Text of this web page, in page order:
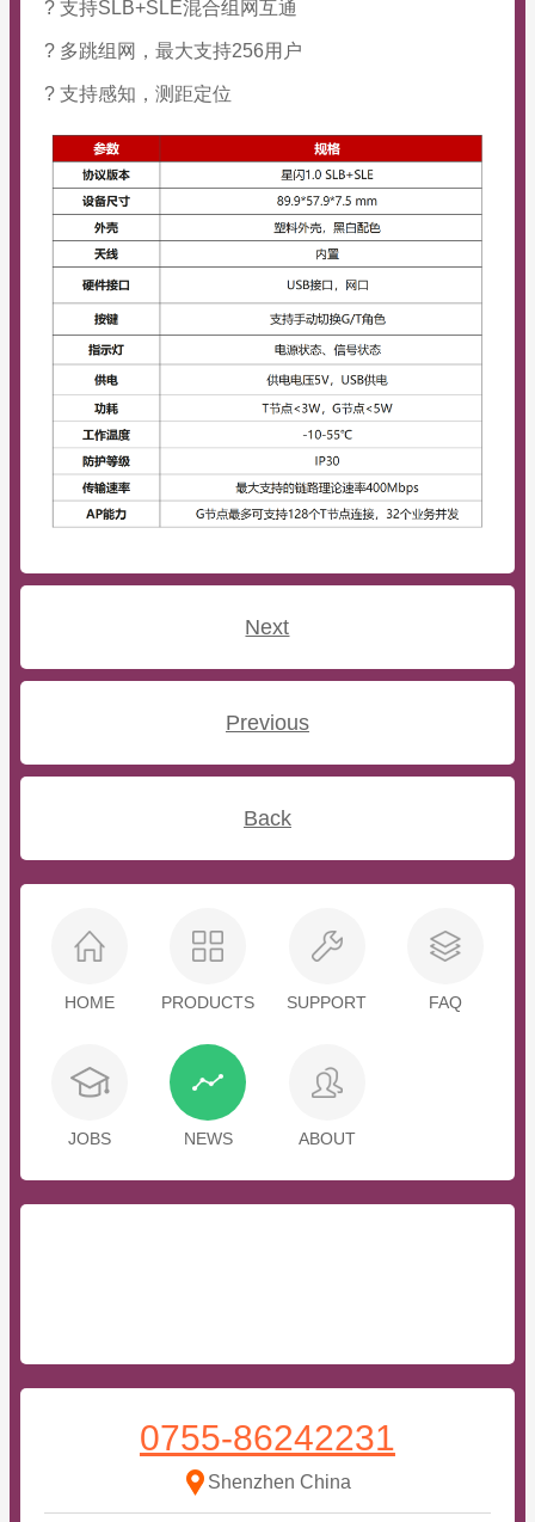
? 支持SLB+SLE混合组网互通
? 多跳组网，最大支持256用户
? 支持感知，测距定位
Next
Previous
Back
HOME PRODUCTS SUPPORT FAQ
JOBS NEWS ABOUT
0755-86242231
Shenzhen China